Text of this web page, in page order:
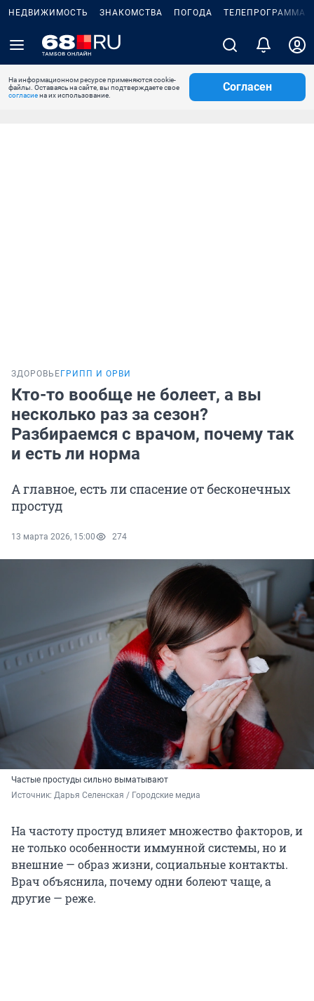
НЕДВИЖИМОСТЬ ЗНАКОМСТВА ПОГОДА ТЕЛЕПРОГРАММА
На информационном ресурсе применяются cookie-
файлы. Оставаясь на сайте, вы подтверждаете свое
согласиена их использование.
Согласен
ЗДОРОВЬЕ ГРИПП И ОРВИ
Кто-то вообще не болеет, а вы
несколько раз за сезон?
Разбираемся с врачом, почему так
и есть ли норма
А главное, есть ли спасение от бесконечных
простуд
13 марта 2026, 15:00 274
Частые простуды сильно выматывают
Источник: Дарья Селенская / Городские медиа
На частоту простуд влияет множество факторов, и
не только особенности иммунной системы, но и
внешние — образ жизни, социальные контакты.
Врач объяснила, почему одни болеют чаще, а
другие — реже.